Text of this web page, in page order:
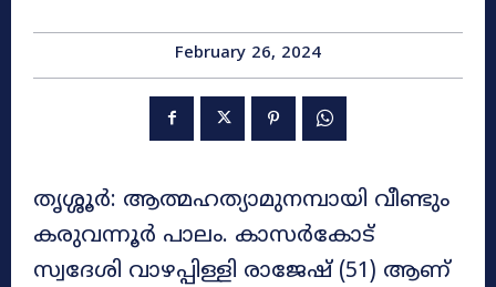
February 26, 2024
തൃശ്ശൂർ: ആത്മഹത്യാമുനമ്പായി വീണ്ടും
കരുവന്നൂർ പാലം. കാസർകോട്
സ്വദേശി വാഴപ്പിള്ളി രാജേഷ് (51) ആണ്